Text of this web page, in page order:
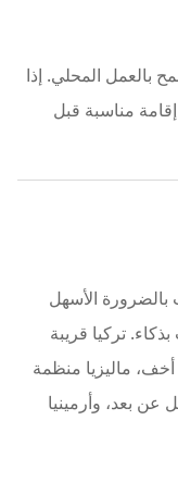
بالعمل المحلي. إذا
مناسبة قبل
الأسهل
تركيا قريبة
أخف، ماليزيا منظمة
عن بعد، وأرمينيا